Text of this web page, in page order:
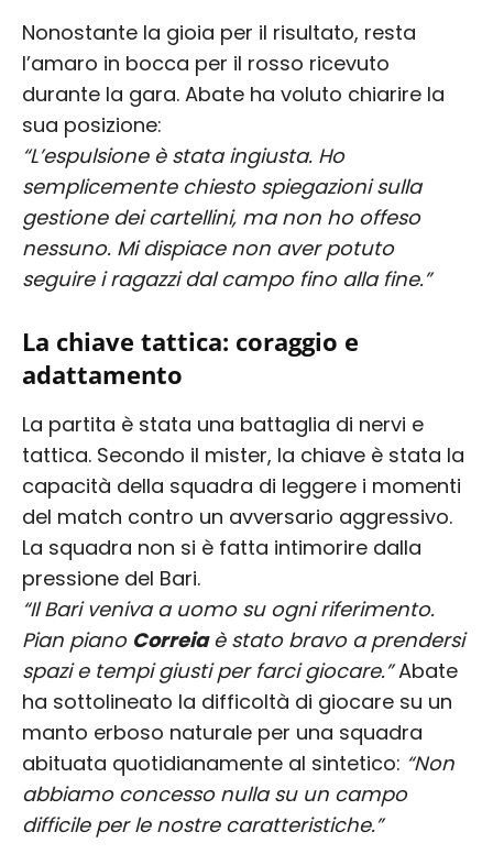
Nonostante la gioia per il risultato, resta
l’amaro in bocca per il rosso ricevuto
durante la gara. Abate ha voluto chiarire la
sua posizione:
“L’espulsione è stata ingiusta. Ho
semplicemente chiesto spiegazioni sulla
gestione dei cartellini, ma non ho offeso
nessuno. Mi dispiace non aver potuto
seguire i ragazzi dal campo fino alla fine.”
La chiave tattica: coraggio e
adattamento
La partita è stata una battaglia di nervi e
tattica. Secondo il mister, la chiave è stata la
capacità della squadra di leggere i momenti
del match contro un avversario aggressivo.
La squadra non si è fatta intimorire dalla
pressione del Bari.
“Il Bari veniva a uomo su ogni riferimento.
Pian piano Correiaè stato bravo a prendersi
spazi e tempi giusti per farci giocare.”Abate
ha sottolineato la difficoltà di giocare su un
manto erboso naturale per una squadra
abituata quotidianamente al sintetico: “Non
abbiamo concesso nulla su un campo
difficile per le nostre caratteristiche.”